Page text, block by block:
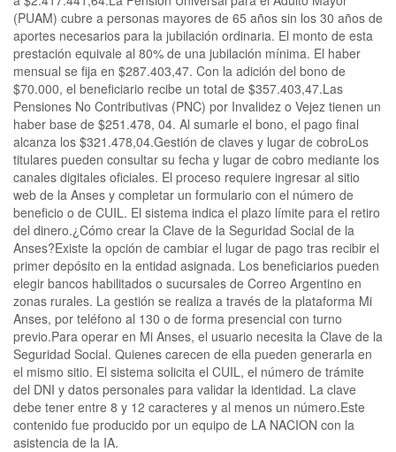
(PUAM) cubre a personas mayores de 65 años sin los 30 años de
aportes necesarios para la jubilación ordinaria. El monto de esta
prestación equivale al 80% de una jubilación mínima. El haber
mensual se fija en $287.403,47. Con la adición del bono de
$70.000, el beneficiario recibe un total de $357.403,47.Las
Pensiones No Contributivas (PNC) por Invalidez o Vejez tienen un
haber base de $251.478, 04. Al sumarle el bono, el pago final
alcanza los $321.478,04.Gestión de claves y lugar de cobroLos
titulares pueden consultar su fecha y lugar de cobro mediante los
canales digitales oficiales. El proceso requiere ingresar al sitio
web de la Anses y completar un formulario con el número de
beneficio o de CUIL. El sistema indica el plazo límite para el retiro
del dinero.¿Cómo crear la Clave de la Seguridad Social de la
Anses?Existe la opción de cambiar el lugar de pago tras recibir el
primer depósito en la entidad asignada. Los beneficiarios pueden
elegir bancos habilitados o sucursales de Correo Argentino en
zonas rurales. La gestión se realiza a través de la plataforma Mi
Anses, por teléfono al 130 o de forma presencial con turno
previo.Para operar en Mi Anses, el usuario necesita la Clave de la
Seguridad Social. Quienes carecen de ella pueden generarla en
el mismo sitio. El sistema solicita el CUIL, el número de trámite
del DNI y datos personales para validar la identidad. La clave
debe tener entre 8 y 12 caracteres y al menos un número.Este
contenido fue producido por un equipo de LA NACION con la
asistencia de la IA.